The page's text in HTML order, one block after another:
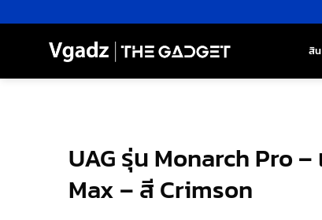
ไป
สิ
UAG รุ่น Monarch Pro –
Max – สี Crimson